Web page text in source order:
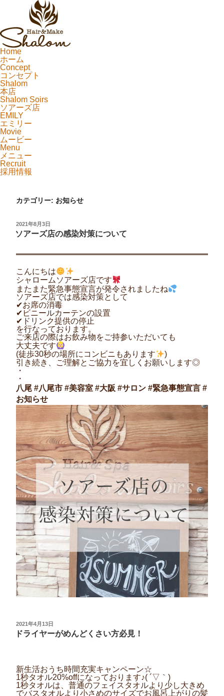
Home
ホーム
Concept
コンセプト
Shalom
本店
Shalom Soirs
ソアーズ店
EMILY
エミリー
Movie
ムービー
Menu
メニュー
Recruit
採用情報
カテゴリー: お知らせ
投
日:
2021年8月3日
ソアーズ店の感染対策について
こんにちは
シャロームソアーズ店です
またまた緊急事態宣言が発令されましたね
ソアーズ店では感染対策として
✔︎お席の消毒
✔︎ビニールカーテンの設置
✔︎ドリンク提供の停止
を行なっております。
ご来店の際はお飲み物をご持参いただいても
大丈夫です
(徒歩30秒の場所にコンビニもあります
)
引き続き、ご理解とご協力を宜しくお願いします◎
・
・
八尾 #八尾市 #美容室 #大阪 #サロン #緊急事態宣言 #
お知らせ
投
日:
2021年4月13日
ドライヤーがめんどくさい方必見！
新生活おうち時間充実キャンペーン☆
1秒タオル20%offになっております♪( ´▽｀)
1秒タオルは、普通のフェイスタオルより少し大きめ
でバスタオルより小さめのサイズでお風呂上がりの髪